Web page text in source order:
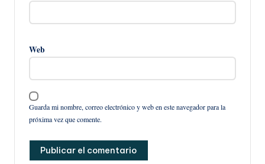
Web
Guarda mi nombre, correo electrónico y web en este navegador para la
próxima vez que comente.